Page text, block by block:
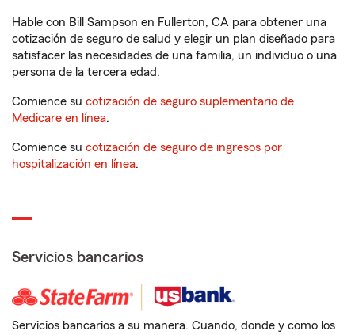
Hable con Bill Sampson en Fullerton, CA para obtener una
cotización de seguro de salud y elegir un plan diseñado para
satisfacer las necesidades de una familia, un individuo o una
persona de la tercera edad.
Comience su cotización de seguro suplementario de
Medicare en línea.
Comience su cotización de seguro de ingresos por
hospitalización en línea.
Servicios bancarios
Servicios bancarios a su manera. Cuando, donde y como los